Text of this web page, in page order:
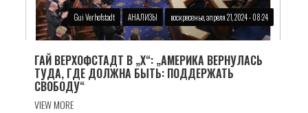
Gui Verhofstadt АНАЛИЗЫ воскресенье, апреля 21, 2024 - 08:24
ГАЙ ВЕРХОФСТАДТ В „X“: „АМЕРИКА ВЕРНУЛАСЬ
ТУДА, ГДЕ ДОЛЖНА БЫТЬ: ПОДДЕРЖАТЬ
СВОБОДУ“
VIEW MORE